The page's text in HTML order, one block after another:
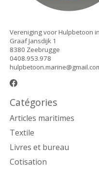
Vereniging voor Hulpbetoon
Graaf Jansdijk 1
8380 Zeebrugge
0408.953.978
Catégories
Articles maritimes
Textile
Livres et bureau
Cotisation